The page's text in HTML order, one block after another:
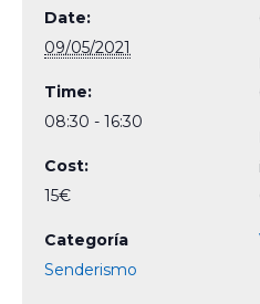
Date:
09/05/2021
Time:
08:30 - 16:30
Cost:
15€
Categoría
Senderismo